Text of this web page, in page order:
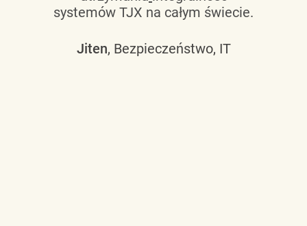
systemów TJX na całym świecie.
Jiten, Bezpieczeństwo, IT